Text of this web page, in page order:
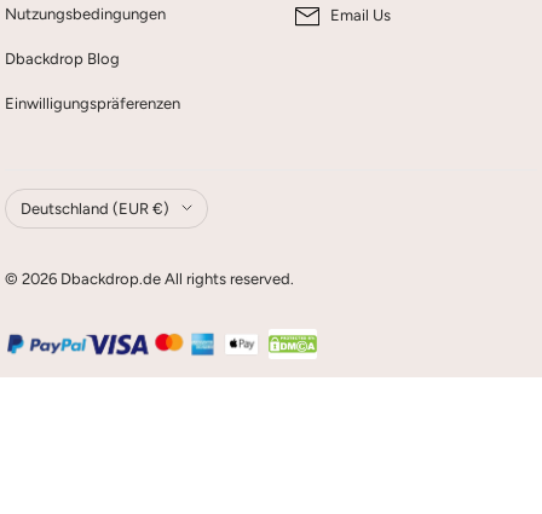
Nutzungsbedingungen
Dbackdrop Blog
Einwilligungspräferenzen
Email Us
Land/Region
Deutschland (EUR €)
© 2026 Dbackdrop.de All rights reserved.